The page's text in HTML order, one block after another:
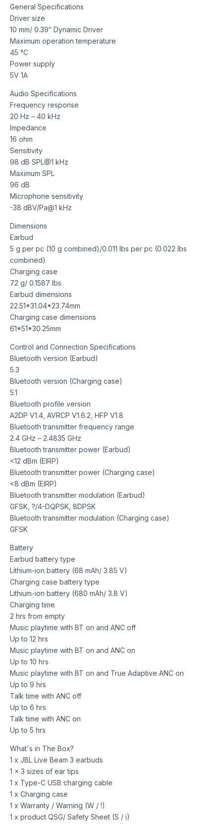
General Specifications
Driver size
10 mm/ 0.39″ Dynamic Driver
Maximum operation temperature
45 °C
Power supply
5V 1A
Audio Specifications
Frequency response
20 Hz – 40 kHz
Impedance
16 ohm
Sensitivity
98 dB SPL@1 kHz
Maximum SPL
96 dB
Microphone sensitivity
-38 dBV/Pa@1 kHz
Dimensions
Earbud
5 g per pc (10 g combined)/0.011 lbs per pc (0.022 lbs
combined)
Charging case
72 g/ 0.1587 lbs
Earbud dimensions
22.51*31.04*23.74mm
Charging case dimensions
61*51*30.25mm
Control and Connection Specifications
Bluetooth version (Earbud)
5.3
Bluetooth version (Charging case)
5.1
Bluetooth profile version
A2DP V1.4, AVRCP V1.6.2, HFP V1.8
Bluetooth transmitter frequency range
2.4 GHz – 2.4835 GHz
Bluetooth transmitter power (Earbud)
<12 dBm (EIRP)
Bluetooth transmitter power (Charging case)
<8 dBm (EIRP)
Bluetooth transmitter modulation (Earbud)
GFSK, ?/4-DQPSK, 8DPSK
Bluetooth transmitter modulation (Charging case)
GFSK
Battery
Earbud battery type
Lithium-ion battery (68 mAh/ 3.85 V)
Charging case battery type
Lithium-ion battery (680 mAh/ 3.8 V)
Charging time
2 hrs from empty
Music playtime with BT on and ANC off
Up to 12 hrs
Music playtime with BT on and ANC on
Up to 10 hrs
Music playtime with BT on and True Adaptive ANC on
Up to 9 hrs
Talk time with ANC off
Up to 6 hrs
Talk time with ANC on
Up to 5 hrs
What's in The Box?
1 x JBL Live Beam 3 earbuds
1 x 3 sizes of ear tips
1 x Type-C USB charging cable
1 x Charging case
1 x Warranty / Warning (W / !)
1 x product QSG/ Safety Sheet (S / i)